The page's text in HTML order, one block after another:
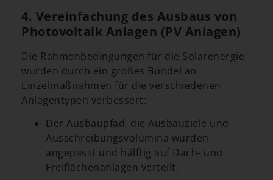
4. Vereinfachung des Ausbaus von
Photovoltaik Anlagen (PV Anlagen)
Die Rahmenbedingungen für die Solarenergie
wurden durch ein großes Bündel an
Einzelmaßnahmen für die verschiedenen
Anlagentypen verbessert:
Der Ausbaupfad, die Ausbauziele und
Ausschreibungsvolumina wurden
angepasst und hälftig auf Dach- und
Freiflächenanlagen verteilt.